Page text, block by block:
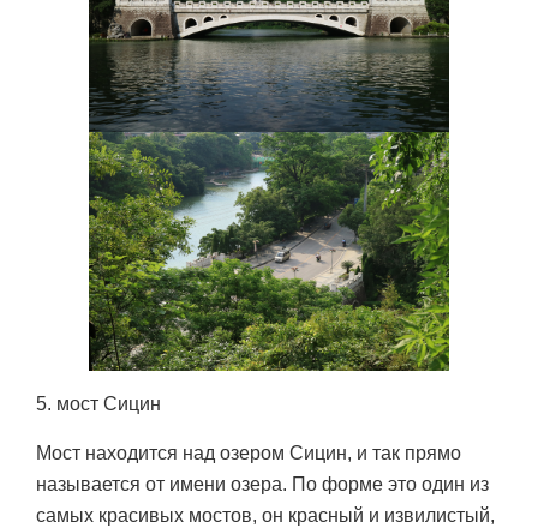
5. мост Сицин
Мост находится над озером Сицин, и так прямо
называется от имени озера. По форме это один из
самых красивых мостов, он красный и извилистый,